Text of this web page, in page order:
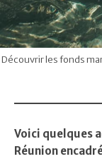
Découvrir les fonds
Voici quelques
Réunion